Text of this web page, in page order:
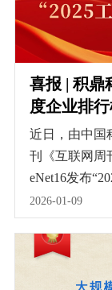
喜报 | 积鼎
度企业排
近日，由中国
刊《互联网周
eNet16发布
鼎信息科技有
2026-01-09